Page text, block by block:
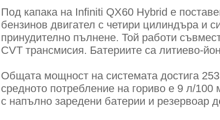
Под капака на Infiniti QX60 Hybrid е
бензинов двигател с четири цилиндъра и
принудително пълнене. Той работи
CVT трансмисия. Батериите са литиево-
Общата мощност на системата достига
средното потребление на гориво е 9 л/
с напълно заредени батерии и резервоар